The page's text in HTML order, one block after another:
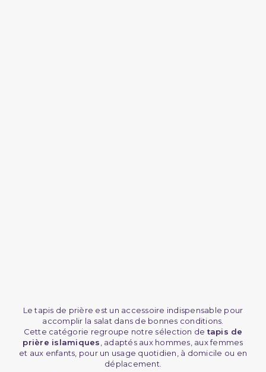
Le tapis de prière est un accessoire indispensable pour
accomplir la salat dans de bonnes conditions.
Cette catégorie regroupe notre sélection detapis de
prière islamiques , adaptés aux hommes, aux femmes
et aux enfants, pour un usage quotidien, à domicile ou en
déplacement.